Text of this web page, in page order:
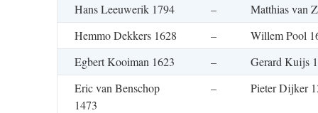
Hans Leeuwerik 1794
–
Matthias van
Hemmo Dekkers 1628
–
Willem Pool
Egbert Kooiman 1623
–
Gerard Kuijs
Eric van Benschop
1473
– Pieter Dijker